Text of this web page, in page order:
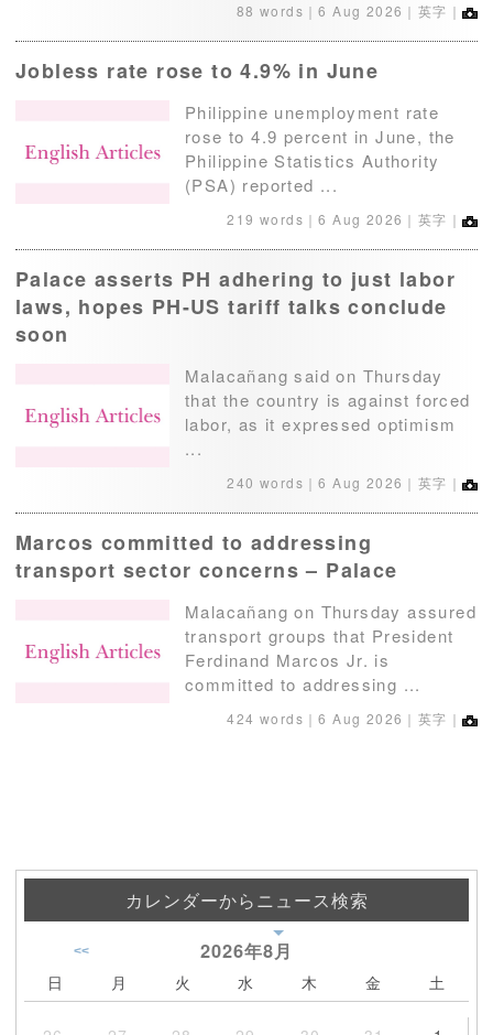
88 words｜6 Aug 2026 ｜英字｜
Jobless rate rose to 4.9% in June
Philippine unemployment rate
rose to 4.9 percent in June, the
Philippine Statistics Authority
(PSA) reported ...
219 words｜6 Aug 2026 ｜英字｜
Palace asserts PH adhering to just labor
laws, hopes PH-US tariff talks conclude
soon
Malacañang said on Thursday
that the country is against forced
labor, as it expressed optimism
...
240 words｜6 Aug 2026 ｜英字｜
Marcos committed to addressing
transport sector concerns – Palace
Malacañang on Thursday assured
transport groups that President
Ferdinand Marcos Jr. is
committed to addressing ...
424 words｜6 Aug 2026 ｜英字｜
カレンダーからニュース検索
2026年8月
<<
日 月 火 水 木 金 土